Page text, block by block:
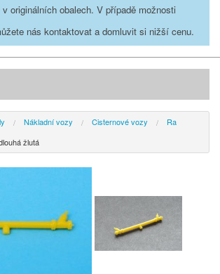
originálních obalech. V případě možnosti
nás kontaktovat a domluvit si nižší cenu.
Nákladní vozy Cisternové vozy
Ra
žlutá